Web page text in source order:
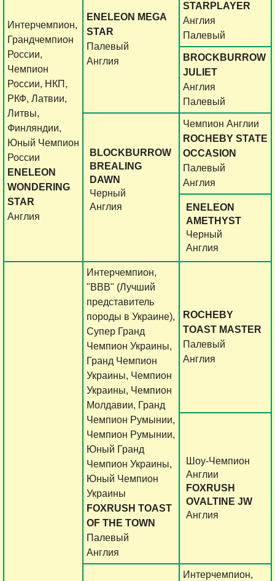
Интерчемпион,
Грандчемпион
России,
Чемпион
России, НКП,
РКФ, Латвии,
Литвы,
Финляндии,
Юный Чемпион
России
ENELEON
WONDERING
STAR
Англия
ENELEON MEGA
STAR
Палевый
Англия
STARPLAYER
Англия
Палевый
BROCKBURROW
JULIET
Англия
Палевый
BLOCKBURROW
BREALING
DAWN
Черный
Англия
Чемпион Англии
ROCHEBY STATE
OCCASION
Палевый
Англия
ENELEON
AMETHYST
Черный
Англия
Интерчемпион,
"ВВВ" (Лучший
представитель
породы в Украине),
Супер Гранд
Чемпион Украины,
Гранд Чемпион
Украины, Чемпион
Украины, Чемпион
Молдавии, Гранд
Чемпион Румынии,
Чемпион Румынии,
Юный Гранд
Чемпион Украины,
Юный Чемпион
Украины
FOXRUSH TOAST
OF THE TOWN
Палевый
Англия
ROCHEBY
TOAST MASTER
Палевый
Англия
Шоу-Чемпион
Англии
FOXRUSH
OVALTINE JW
Англия
Интерчемпион,